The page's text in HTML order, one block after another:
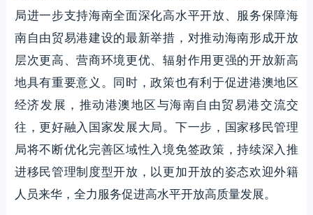
局进一步支持海南全面深化高水平开放、服务保障海
南自由贸易港建设的最新举措，对推动海南形成开放
层次更高、营商环境更优、辐射作用更强的开放新高
地具有重要意义。同时，政策也有利于促进港澳地区
经济发展，推动港澳地区与海南自由贸易港交流交
往，更好融入国家发展大局。下一步，国家移民管理
局将不断优化完善区域性入境免签政策，持续深入推
进移民管理制度型开放，以更加开放的姿态欢迎外籍
人员来华，全力服务促进高水平开放高质量发展。